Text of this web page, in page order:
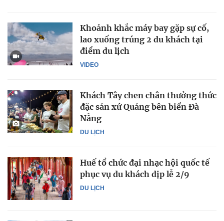
VIDEO
Khoảnh khắc máy bay gặp sự cố,
lao xuống trúng 2 du khách tại
điểm du lịch
DU LỊCH
Khách Tây chen chân thưởng thức
đặc sản xứ Quảng bên biển Đà
Nẵng
DU LỊCH
Huế tổ chức đại nhạc hội quốc tế
phục vụ du khách dịp lễ 2/9